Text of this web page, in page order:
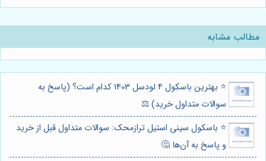
مطالب مشابه
⭐️ بهترین باسکول 4 لودسل 1403 کدام است؟ (پاسخ به
سوالات متداول خرید) ⚖️
⭐️ باسکول سینی استیل ترازمحک: سوالات متداول قبل از خرید
و پاسخ به آن‌ها 🤔